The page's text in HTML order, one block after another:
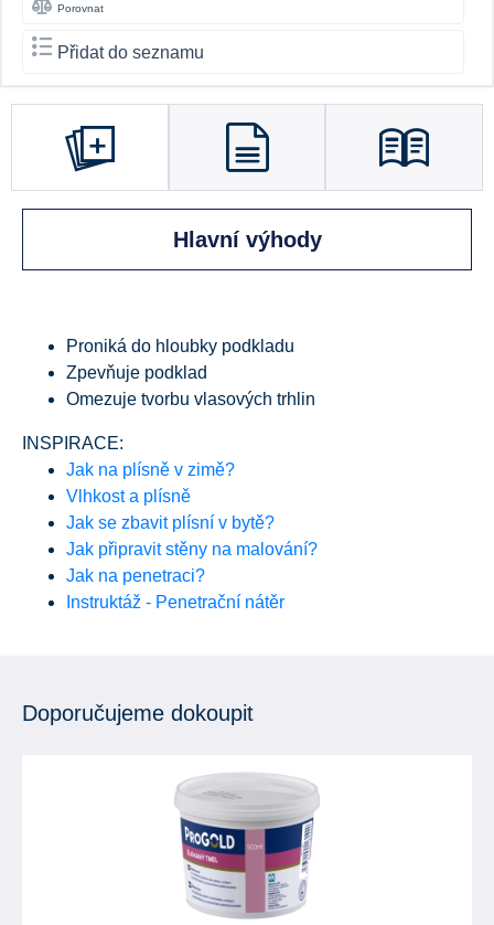
Porovnat
Přidat do seznamu
Hlavní výhody
Proniká do hloubky podkladu
Zpevňuje podklad
Omezuje tvorbu vlasových trhlin
INSPIRACE:
Jak na plísně v zimě?
Vlhkost a plísně
Jak se zbavit plísní v bytě?
Jak připravit stěny na malování?
Jak na penetraci?
Instruktáž - Penetrační nátěr
Doporučujeme dokoupit